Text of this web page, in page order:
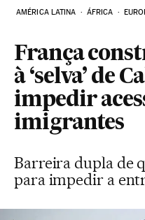
AMÉRICA LATINA ÁFRICA
França
à ‘selva’ de
impedir
imigrantes
Barreira dupla de
para impedir a